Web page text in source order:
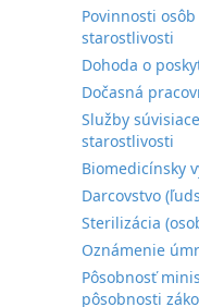
Povinnosti
starostlivosti
Dohoda o
Dočasná
Služby
starostlivosti
Biomedicínsky
Darcovstvo
Sterilizácia
Oznámenie
Pôsobnosť
pôsobnosti